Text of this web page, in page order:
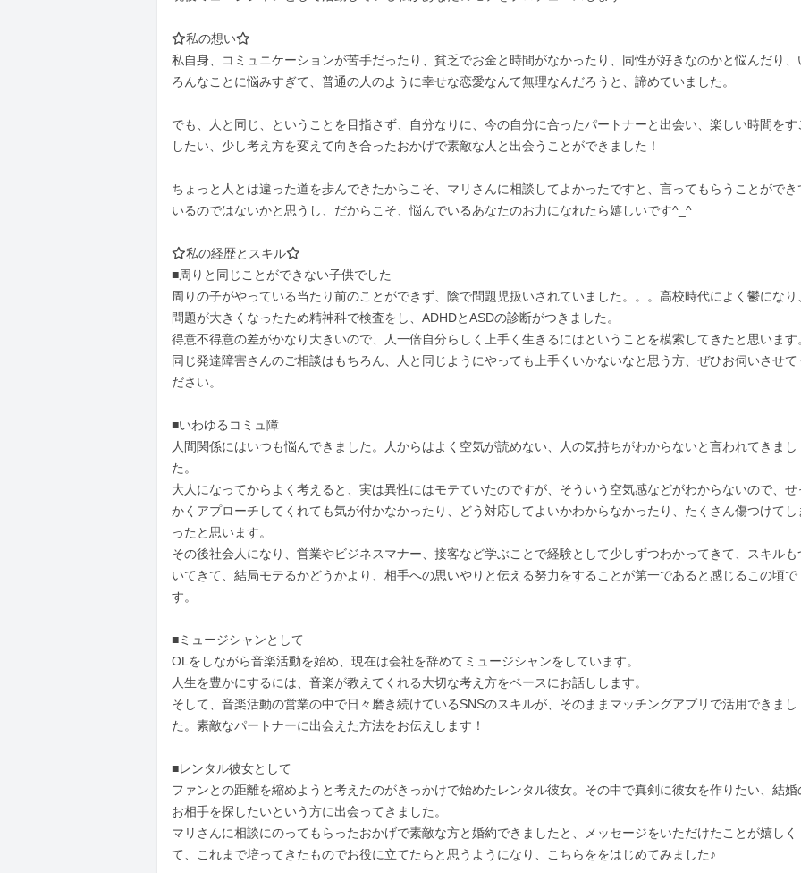
⭐︎私の想い⭐︎
私自身、コミュニケーションが苦手だったり、貧乏でお金と時間がなかったり、同性が好きなのかと悩んだり、
ろんなことに悩みすぎて、普通の人のように幸せな恋愛なんて無理なんだろうと、諦めていました。
でも、人と同じ、ということを目指さず、自分なりに、今の自分に合ったパートナーと出会い、楽しい時間をす
したい、少し考え方を変えて向き合ったおかげで素敵な人と出会うことができました！
ちょっと人とは違った道を歩んできたからこそ、マリさんに相談してよかったですと、言ってもらうことができ
いるのではないかと思うし、だからこそ、悩んでいるあなたのお力になれたら嬉しいです^_^
⭐︎私の経歴とスキル⭐︎
■周りと同じことができない子供でした
周りの子がやっている当たり前のことができず、陰で問題児扱いされていました。。。高校時代によく鬱になり
問題が大きくなったため精神科で検査をし、ADHDとASDの診断がつきました。
得意不得意の差がかなり大きいので、人一倍自分らしく上手く生きるにはということを模索してきたと思います
同じ発達障害さんのご相談はもちろん、人と同じようにやっても上手くいかないなと思う方、ぜひお伺いさせて
ださい。
■いわゆるコミュ障
人間関係にはいつも悩んできました。人からはよく空気が読めない、人の気持ちがわからないと言われてきまし
た。
大人になってからよく考えると、実は異性にはモテていたのですが、そういう空気感などがわからないので、せ
かくアプローチしてくれても気が付かなかったり、どう対応してよいかわからなかったり、たくさん傷つけてし
ったと思います。
その後社会人になり、営業やビジネスマナー、接客など学ぶことで経験として少しずつわかってきて、スキルも
いてきて、結局モテるかどうかより、相手への思いやりと伝える努力をすることが第一であると感じるこの頃で
す。
■ミュージシャンとして
OLをしながら音楽活動を始め、現在は会社を辞めてミュージシャンをしています。
人生を豊かにするには、音楽が教えてくれる大切な考え方をベースにお話しします。
そして、音楽活動の営業の中で日々磨き続けているSNSのスキルが、そのままマッチングアプリで活用できまし
た。素敵なパートナーに出会えた方法をお伝えします！
■レンタル彼女として
ファンとの距離を縮めようと考えたのがきっかけで始めたレンタル彼女。その中で真剣に彼女を作りたい、結婚
お相手を探したいという方に出会ってきました。
マリさんに相談にのってもらったおかげで素敵な方と婚約できましたと、メッセージをいただけたことが嬉しく
て、これまで培ってきたものでお役に立てたらと思うようになり、こちらををはじめてみました♪